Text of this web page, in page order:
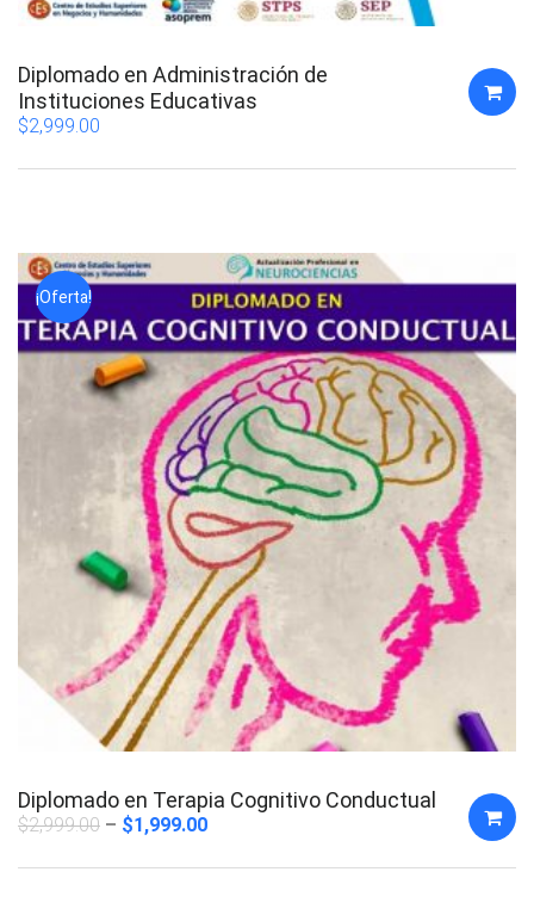
Diplomado en Administración de
Instituciones Educativas
$2,999.00
¡Oferta!
Diplomado en Terapia Cognitivo Conductual
$2,999.00 $1,999.00